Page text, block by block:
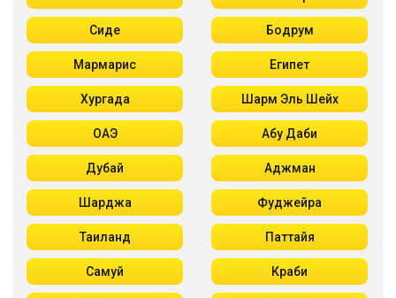
Сиде Бодрум
Мармарис Египет
Хургада Шарм Эль Шейх
ОАЭ Абу Даби
Дубай Аджман
Шарджа Фуджейра
Таиланд Паттайя
Самуй Краби